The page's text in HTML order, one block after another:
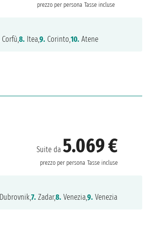
prezzo per persona Tasse incluse
Corfù,8. Itea,9. Corinto,10. Atene
Suite da5.069 €
prezzo per persona Tasse incluse
Dubrovnik,7. Zadar,8. Venezia,9. Venezia